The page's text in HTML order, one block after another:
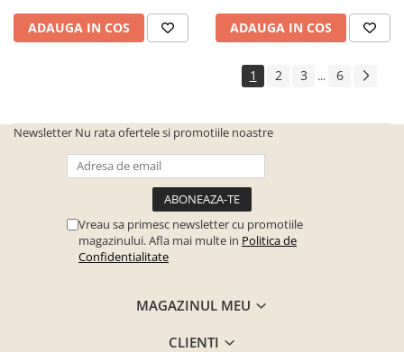
ADAUGA IN COS ADAUGA IN COS
1 2 3 ... 6
Newsletter Nu rata ofertele si promotiile noastre
Vreau sa primesc newsletter cu promotiile
magazinului. Afla mai multe in Politica de
Confidentialitate
MAGAZINUL MEU
CLIENTI